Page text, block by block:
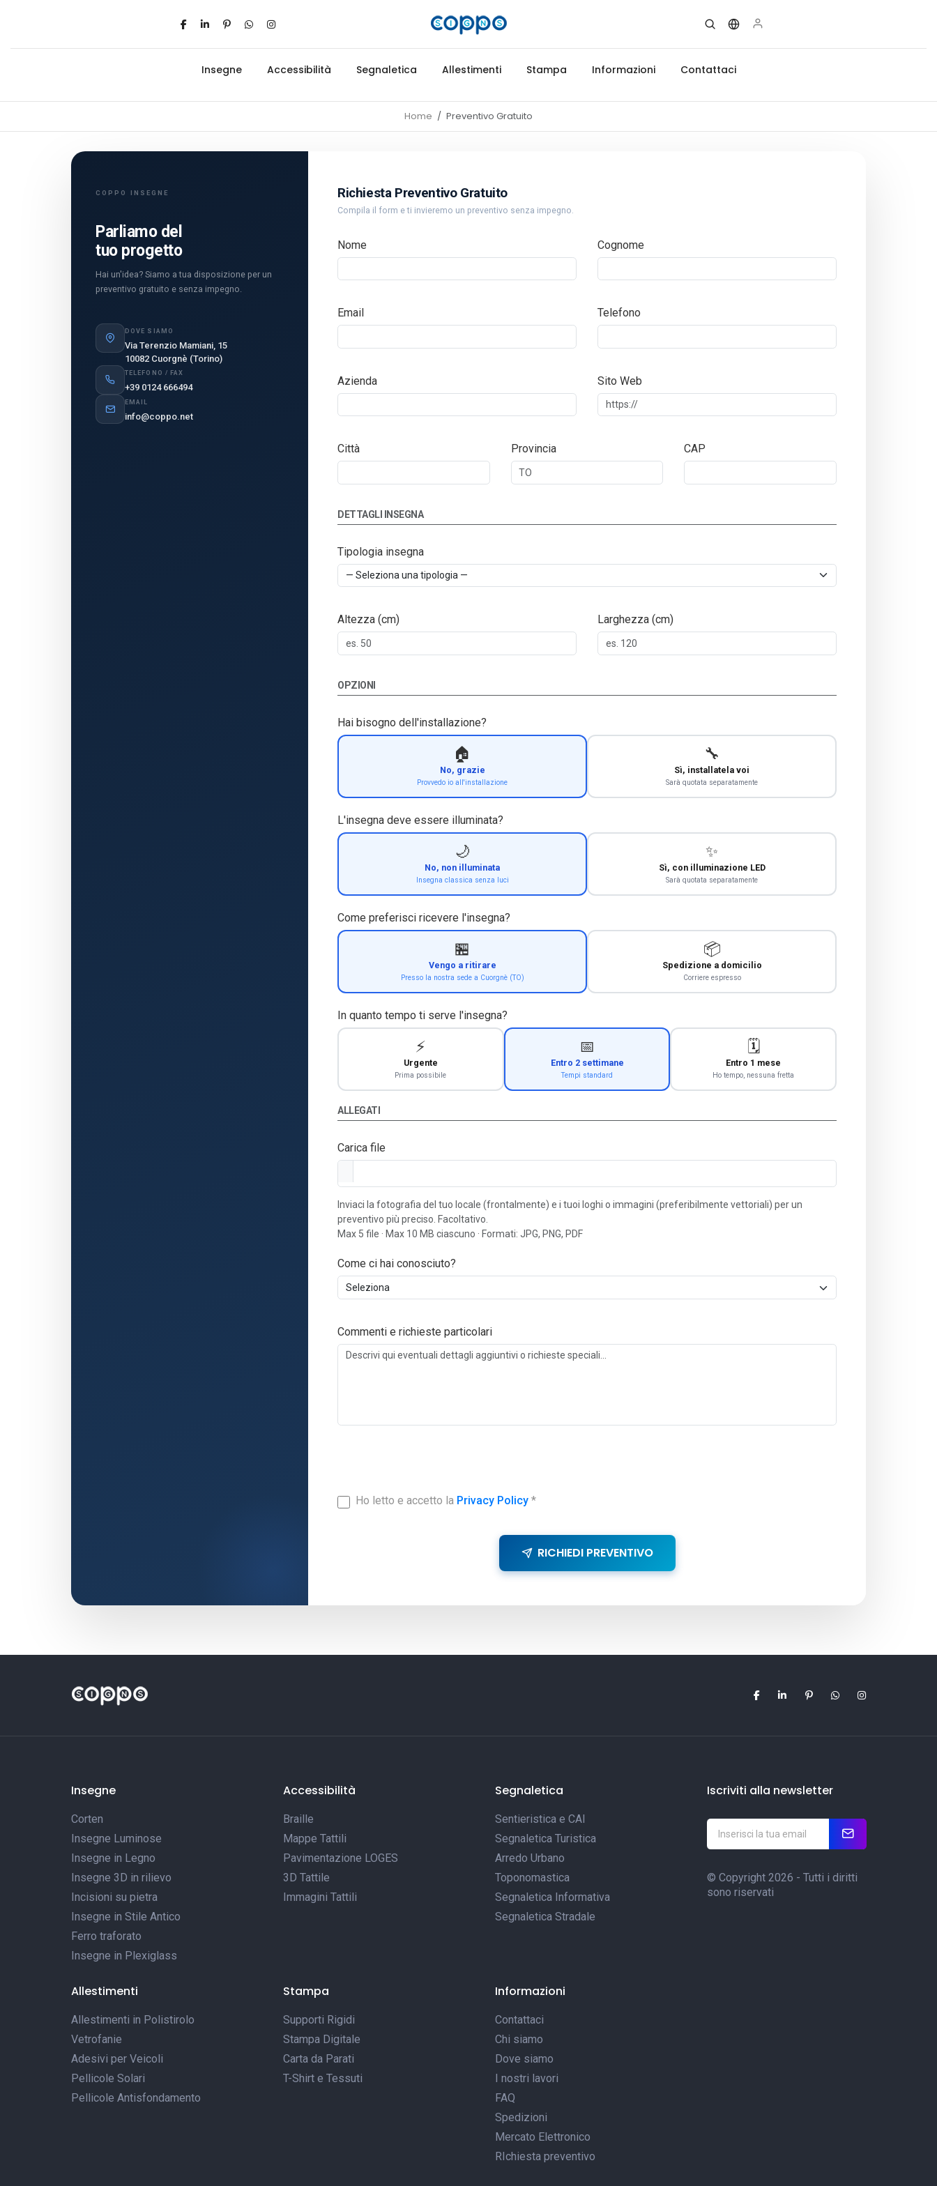
Insegne Accessibilità Segnaletica Allestimenti Stampa Informazioni Contattaci
Home Preventivo Gratuito
COPPO INSEGNE
Parliamo del
tuo progetto
Hai un'idea? Siamo a tua disposizione per un
preventivo gratuito e senza impegno.
DOVE SIAMO
Via Terenzio Mamiani, 15
10082 Cuorgnè (Torino)
TELEFONO / FAX
+39 0124 666494
EMAIL
info@coppo.net
Richiesta Preventivo Gratuito
Compila il form e ti invieremo un preventivo senza impegno.
Nome Cognome
Email Telefono
Azienda Sito Web
Città Provincia CAP
DETTAGLI INSEGNA
Tipologia insegna
Altezza (cm) Larghezza (cm)
OPZIONI
Hai bisogno dell'installazione?
🏠
No, grazie
Provvedo io all'installazione
🔧
Sì, installatela voi
Sarà quotata separatamente
L'insegna deve essere illuminata?
🌙
No, non illuminata
Insegna classica senza luci
✨
Sì, con illuminazione LED
Sarà quotata separatamente
Come preferisci ricevere l'insegna?
🏪
Vengo a ritirare
Presso la nostra sede a Cuorgnè (TO)
📦
Spedizione a domicilio
Corriere espresso
In quanto tempo ti serve l'insegna?
⚡
Urgente
Prima possibile
📅
Entro 2 settimane
Tempi standard
🗓️
Entro 1 mese
Ho tempo, nessuna fretta
ALLEGATI
Carica file
Inviaci la fotografia del tuo locale (frontalmente) e i tuoi loghi o immagini (preferibilmente vettoriali) per un
preventivo più preciso. Facoltativo.
Max 5 file · Max 10 MB ciascuno · Formati: JPG, PNG, PDF
Come ci hai conosciuto?
Commenti e richieste particolari
Ho letto e accetto la Privacy Policy *
RICHIEDI PREVENTIVO
Insegne
Corten
Insegne Luminose
Insegne in Legno
Insegne 3D in rilievo
Incisioni su pietra
Insegne in Stile Antico
Ferro traforato
Insegne in Plexiglass
Accessibilità
Braille
Mappe Tattili
Pavimentazione LOGES
3D Tattile
Immagini Tattili
Segnaletica
Sentieristica e CAI
Segnaletica Turistica
Arredo Urbano
Toponomastica
Segnaletica Informativa
Segnaletica Stradale
Allestimenti
Allestimenti in Polistirolo
Vetrofanie
Adesivi per Veicoli
Pellicole Solari
Pellicole Antisfondamento
Stampa
Supporti Rigidi
Stampa Digitale
Carta da Parati
T-Shirt e Tessuti
Informazioni
Contattaci
Chi siamo
Dove siamo
I nostri lavori
FAQ
Spedizioni
Mercato Elettronico
RIchiesta preventivo
Iscriviti alla newsletter
© Copyright 2026 - Tutti i diritti
sono riservati